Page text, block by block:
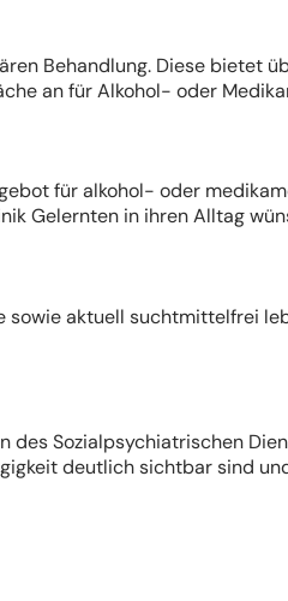
Behandlung. Diese bietet
an für Alkohol- oder
für alkohol- oder
Gelernten in ihren Alltag
aktuell suchtmittelfrei
des Sozialpsychiatrischen
deutlich sichtbar sind